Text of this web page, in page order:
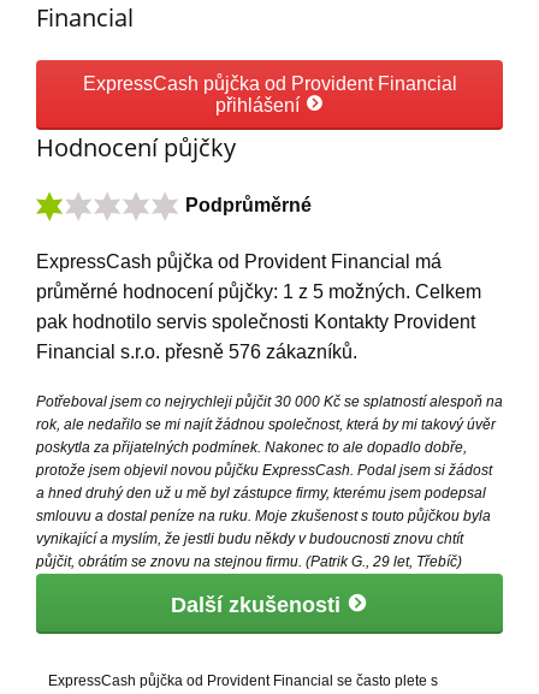
Financial
ExpressCash půjčka od Provident Financial
přihlášení
Hodnocení půjčky
Podprůměrné
ExpressCash půjčka od Provident Financial má
průměrné hodnocení půjčky: 1 z 5 možných. Celkem
pak hodnotilo servis společnosti Kontakty Provident
Financial s.r.o. přesně 576 zákazníků.
Potřeboval jsem co nejrychleji půjčit 30 000 Kč se splatností alespoň na
rok, ale nedařilo se mi najít žádnou společnost, která by mi takový úvěr
poskytla za přijatelných podmínek. Nakonec to ale dopadlo dobře,
protože jsem objevil novou půjčku ExpressCash. Podal jsem si žádost
a hned druhý den už u mě byl zástupce firmy, kterému jsem podepsal
smlouvu a dostal peníze na ruku. Moje zkušenost s touto půjčkou byla
vynikající a myslím, že jestli budu někdy v budoucnosti znovu chtít
půjčit, obrátím se znovu na stejnou firmu. (Patrik G., 29 let, Třebíč)
Další zkušenosti
ExpressCash půjčka od Provident Financial se často plete s